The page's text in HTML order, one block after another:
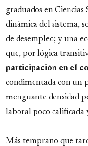
graduados en Ciencias
dinámica del sistema,
de desempleo; y una
que, por lógica
participación en el
condimentada con un
menguante densidad
laboral poco calificada
Más temprano que